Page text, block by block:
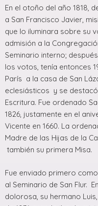
En el otoño del año 1818,
a San Francisco Javier,
que lo iluminara sobre su
admisión a la
Seminario interno;
los votos, tenía entonces
París a la casa de San
eclesiásticos y se
Escritura. Fue ordenado
1826, justamente en el
Vicente en 1660. La
Madre de las Hijas de la
también su primera Misa.
Fue enviado primero
al Seminario de San Flur.
dolorosa, su hermano